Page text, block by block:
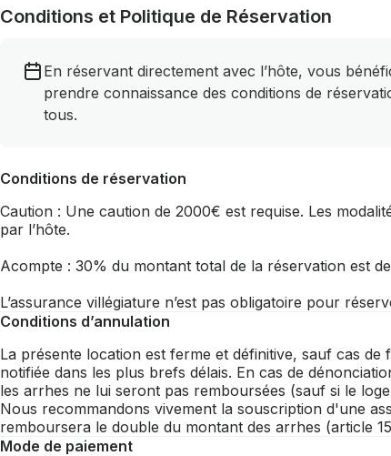
Conditions et Politique de Réservation
En réservant directement avec l’hôte, vous
prendre connaissance des conditions de
tous.
Conditions de réservation
Caution : Une caution de 2000€ est requise. Les
par l’hôte.
Acompte : 30% du montant total de la réservation est
L’assurance villégiature n’est pas obligatoire pour
Conditions d’annulation
La présente location est ferme et définitive, sauf cas
notifiée dans les plus brefs délais. En cas de
les arrhes ne lui seront pas remboursées (sauf si le
Nous recommandons vivement la souscription d'une
remboursera le double du montant des arrhes (article
Mode de paiement